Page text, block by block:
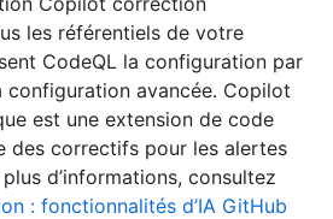
les référentiels de votre
CodeQL la configuration par
configuration avancée. Copilot
est une extension de code
des correctifs pour les alertes
d’informations, consultez
: fonctionnalités d’IA GitHub